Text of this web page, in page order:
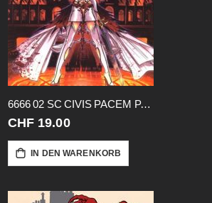
6666 02 SC CIVIS PACEM PARABELLUM
CHF 19.00
IN DEN WARENKORB